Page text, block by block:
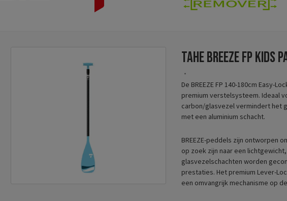
TAHE Breeze FP
De BREEZE FP 140-180cm
premium verstelsysteem. Ideaal
carbon/glasvezel vermindert het
met een aluminium schacht.
BREEZE-peddels zijn ontworpen
op zoek zijn naar een
glasvezelschachten worden
prestaties. Het premium Lever-
een omvangrijk mechanisme op